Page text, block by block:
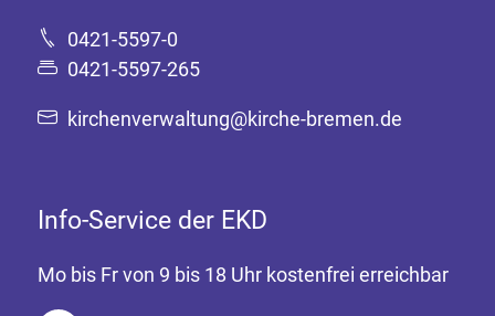
0421-5597-0
0421-5597-265
kirchenverwaltung@kirche-bremen.de
Info-Service der EKD
Mo bis Fr von 9 bis 18 Uhr kostenfrei erreichbar